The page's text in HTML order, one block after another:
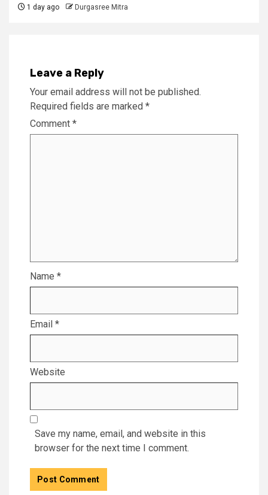
1 day ago Durgasree Mitra
Leave a Reply
Your email address will not be published.
Required fields are marked *
Comment *
Name *
Email *
Website
Save my name, email, and website in this
browser for the next time I comment.